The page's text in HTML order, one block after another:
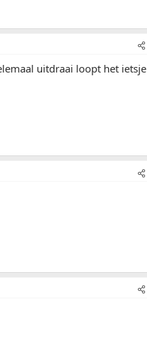
uitdraai loopt het ietsje